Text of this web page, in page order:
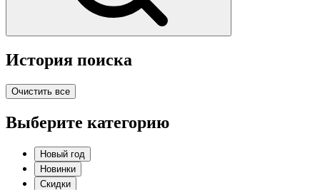
История поиска
Очистить все
Выберите категорию
Новый год
Новинки
Скидки